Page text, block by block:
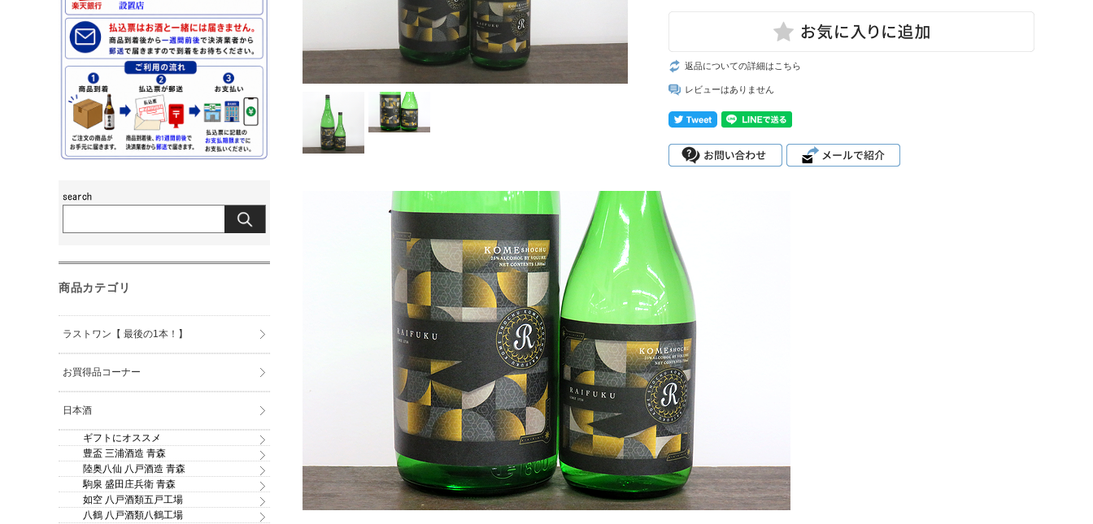
返品についての詳細はこちら
レビューはありません
商品カテゴリ
ラストワン【 最後の1本！】
お買得品コーナー
日本酒
ギフトにオススメ
豊盃 三浦酒造 青森
陸奥八仙 八戸酒造 青森
駒泉 盛田庄兵衛 青森
如空 八戸酒類五戸工場
八鶴 八戸酒類八鶴工場